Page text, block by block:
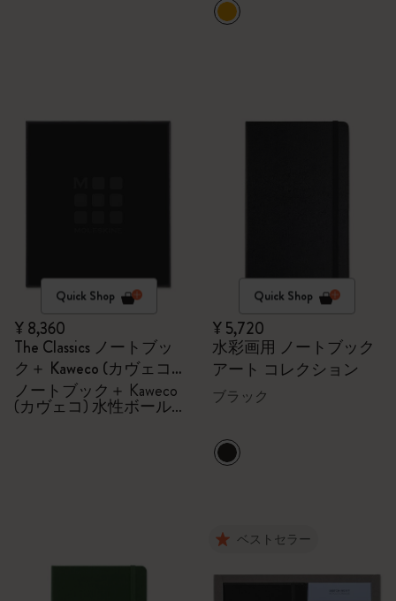
Quick Shop
¥ 8,360
The Classics ノートブッ
ク＋ Kaweco (カヴェコ)
水性ボールペン セット
ノートブック＋ Kaweco
(カヴェコ) 水性ボール
ペン セット
Quick Shop
¥ 5,720
水彩画用 ノートブック
アート コレクション
ブラック
ベストセラー